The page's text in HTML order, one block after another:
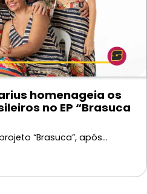
homenageia os
no EP “Brasuca
“Brasuca”, após…